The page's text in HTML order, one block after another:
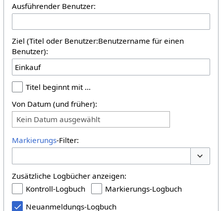
Ausführender Benutzer:
Ziel (Titel oder Benutzer:Benutzername für einen
Benutzer):
Titel beginnt mit …
Von Datum (und früher):
Kein Datum ausgewählt
Markierungs-Filter:
Zusätzliche Logbücher anzeigen:
Kontroll-Logbuch
Markierungs-Logbuch
Neuanmeldungs-Logbuch